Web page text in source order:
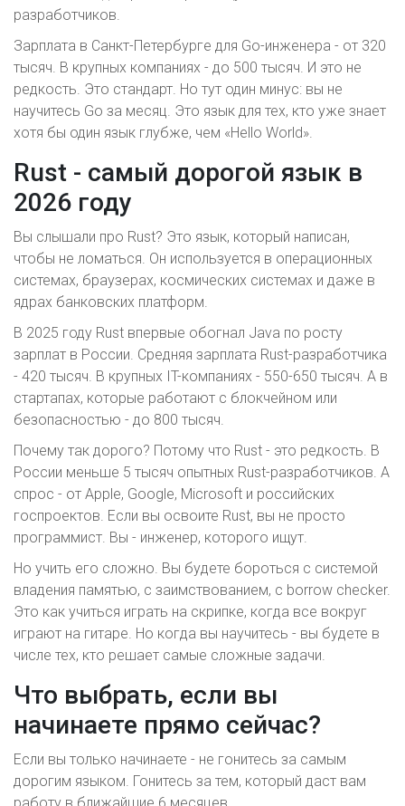
разработчиков.
Зарплата в Санкт-Петербурге для Go-инженера - от 320
тысяч. В крупных компаниях - до 500 тысяч. И это не
редкость. Это стандарт. Но тут один минус: вы не
научитесь Go за месяц. Это язык для тех, кто уже знает
хотя бы один язык глубже, чем «Hello World».
Rust - самый дорогой язык в
2026 году
Вы слышали про Rust? Это язык, который написан,
чтобы не ломаться. Он используется в операционных
системах, браузерах, космических системах и даже в
ядрах банковских платформ.
В 2025 году Rust впервые обогнал Java по росту
зарплат в России. Средняя зарплата Rust-разработчика
- 420 тысяч. В крупных IT-компаниях - 550-650 тысяч. А в
стартапах, которые работают с блокчейном или
безопасностью - до 800 тысяч.
Почему так дорого? Потому что Rust - это редкость. В
России меньше 5 тысяч опытных Rust-разработчиков. А
спрос - от Apple, Google, Microsoft и российских
госпроектов. Если вы освоите Rust, вы не просто
программист. Вы - инженер, которого ищут.
Но учить его сложно. Вы будете бороться с системой
владения памятью, с заимствованием, с borrow checker.
Это как учиться играть на скрипке, когда все вокруг
играют на гитаре. Но когда вы научитесь - вы будете в
числе тех, кто решает самые сложные задачи.
Что выбрать, если вы
начинаете прямо сейчас?
Если вы только начинаете - не гонитесь за самым
дорогим языком. Гонитесь за тем, который даст вам